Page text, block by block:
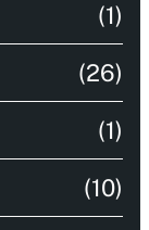
(1)
(26)
(1)
(10)